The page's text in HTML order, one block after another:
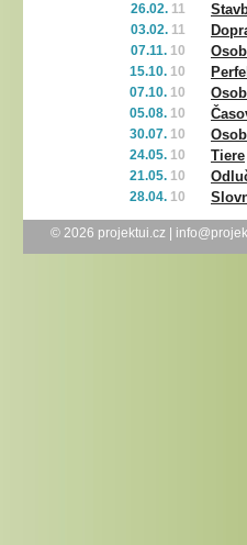
26.02. 11
03.02. 11
07.11. 10
15.10. 10
07.10. 10
05.08. 10
30.07. 10
24.05. 10 Tiere
21.05. 10
28.04. 10
© 2026 projektui.cz